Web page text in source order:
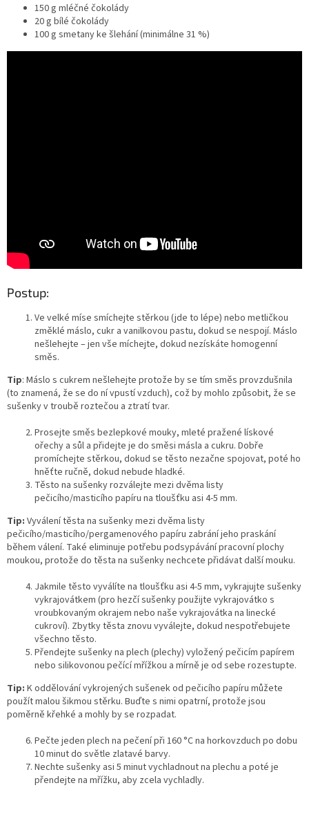
150 g mléčné čokolády
20 g bílé čokolády
100 g smetany ke šlehání (minimálne 31 %)
Postup:
Ve velké míse smíchejte stěrkou (jde to lépe) nebo metličkou
změklé máslo, cukr a vanilkovou pastu, dokud se nespojí. Máslo
nešlehejte – jen vše míchejte, dokud nezískáte homogenní
směs.
Tip: Máslo s cukrem nešlehejte protože by se tím směs provzdušnila
(to znamená, že se do ní vpustí vzduch), což by mohlo způsobit, že se
sušenky v troubě roztečou a ztratí tvar.
Prosejte směs bezlepkové mouky, mleté ​​pražené lískové
ořechy a sůl a přidejte je do směsi másla a cukru. Dobře
promíchejte stěrkou, dokud se těsto nezačne spojovat, poté ho
hněťte ručně, dokud nebude hladké.
Těsto na sušenky rozválejte mezi dvěma listy
pečicího/masticího papíru na tloušťku asi 4-5 mm.
Tip: Vyválení těsta na sušenky mezi dvěma listy
pečicího/masticího/pergamenového papíru zabrání jeho praskání
během válení. Také eliminuje potřebu podsypávání pracovní plochy
moukou, protože do těsta na sušenky nechcete přidávat další mouku.
Jakmile těsto vyválíte na tloušťku asi 4-5 mm, vykrajujte sušenky
vykrajovátkem (pro hezčí sušenky použijte vykrajovátko s
vroubkovaným okrajem nebo naše vykrajovátka na linecké
cukroví). Zbytky těsta znovu vyválejte, dokud nespotřebujete
všechno těsto.
Přendejte sušenky na plech (plechy) vyložený pečicím papírem
nebo silikovonou pečící mřížkou a mírně je od sebe rozestupte.
Tip: K oddělování vykrojených sušenek od pečicího papíru můžete
použít malou šikmou stěrku. Buďte s nimi opatrní, protože jsou
poměrně křehké a mohly by se rozpadat.
Pečte jeden plech na pečení při 160 °C na horkovzduch po dobu
10 minut do světle zlatavé barvy.
Nechte sušenky asi 5 minut vychladnout na plechu a poté je
přendejte na mřížku, aby zcela vychladly.